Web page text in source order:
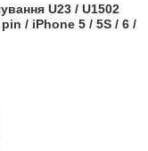
U23 / U1502
/ iPhone 5 / 5S / 6 /